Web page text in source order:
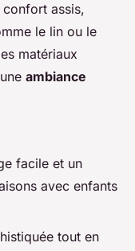
assis,
le lin ou le
matériaux
ambiance
facile et un
avec enfants
tout en